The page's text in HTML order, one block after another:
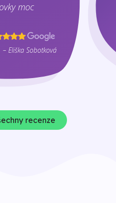
moc
– Eliška Sobotková
recenze